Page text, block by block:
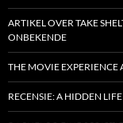
ARTIKEL OVER TAKE
ONBEKENDE
THE MOVIE EXPERIENCE
RECENSIE: A HIDDEN